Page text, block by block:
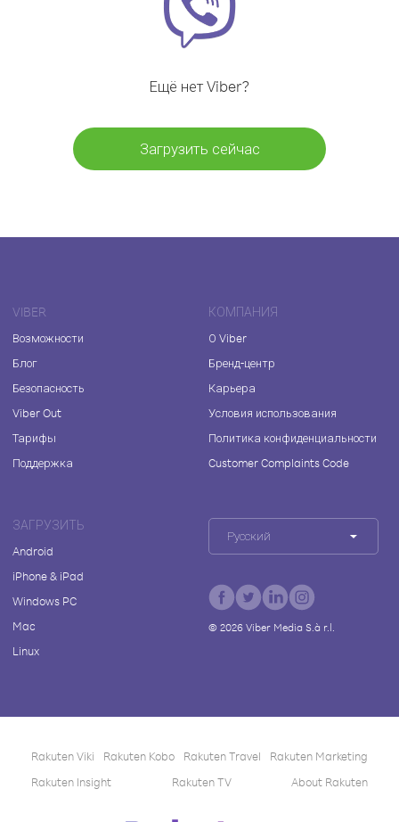
Ещё нет Viber?
Загрузить сейчас
VIBER
Возможности
Блог
Безопасность
Viber Out
Тарифы
Поддержка
КОМПАНИЯ
О Viber
Бренд-центр
Карьера
Условия использования
Политика конфиденциальности
Customer Complaints Code
ЗАГРУЗИТЬ
Android
iPhone & iPad
Windows PC
Mac
Linux
Русский
© 2026Viber Media S.à r.l.
Rakuten Viki Rakuten Kobo Rakuten Travel
Rakuten Marketing
Rakuten Insight
Rakuten TV About Rakuten